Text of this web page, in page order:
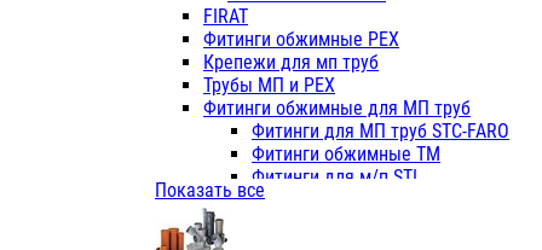
Фитинги ПП белые
Фитинги ПП белые
Фитинги ППс металл.белые
VALFEX
Трубы PE-RT
Трубы ПП водопровод белые
Трубы ПП водопровод серые
Трубы армированные
Трубы армированные
FIRAT
Фитинги обжимные PEX
Крепежи для мп труб
Трубы МП и PEX
Фитинги обжимные для МП труб
Фитинги для МП труб STC-FARO
Фитинги обжимные ТМ
Фитинги для м/п STI
Фитинги для МП труб TITAN
Показать все